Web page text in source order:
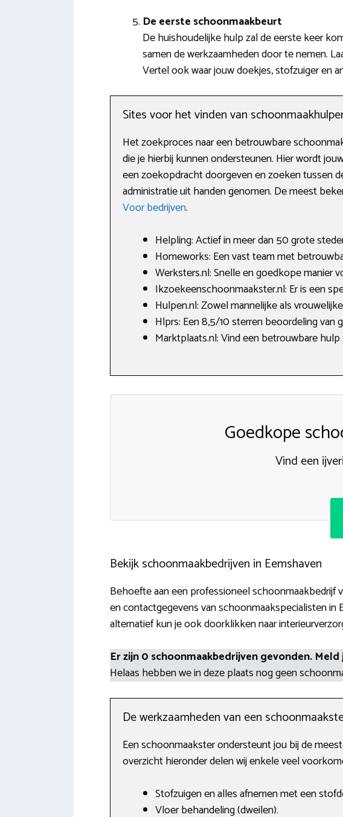
De eerste schoonmaakbeurt
De huishoudelijke hulp zal de eerste keer
samen de werkzaamheden door te nemen.
Vertel ook waar jouw doekjes, stofzuiger en
Sites voor het vinden van
Het zoekproces naar een betrouwbare
die je hierbij kunnen ondersteunen. Hier wordt
een zoekopdracht doorgeven en zoeken tussen
administratie uit handen genomen. De meest
Voor bedrijven.
Helpling: Actief in meer dan 50 grote
Homeworks: Een vast team met
Werksters.nl: Snelle en goedkope manier
Ikzoekeenschoonmaakster.nl: Er is een
Hulpen.nl: Zowel mannelijke als
Hlprs: Een 8,5/10 sterren beoordeling van
Marktplaats.nl: Vind een betrouwbare
Goedkope
Vind een
Bekijk schoonmaakbedrijven in Eemshaven
Behoefte aan een professioneel schoonmaakbedrijf
en contactgegevens van schoonmaakspecialisten in
alternatief kun je ook doorklikken naar
Er zijn 0 schoonmaakbedrijven gevonden. Meld
Helaas hebben we in deze plaats nog geen
De werkzaamheden van een
Een schoonmaakster ondersteunt jou bij de
overzicht hieronder delen wij enkele veel
Stofzuigen en alles afnemen met een
Vloer behandeling (dweilen).